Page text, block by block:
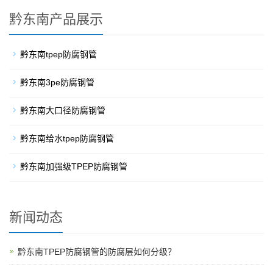
黔东南产品展示
黔东南tpep防腐钢管
黔东南3pe防腐钢管
黔东南大口径防腐钢管
黔东南给水tpep防腐钢管
黔东南加强级TPEP防腐钢管
新闻动态
黔东南TPEP防腐钢管的防腐层如何分级？